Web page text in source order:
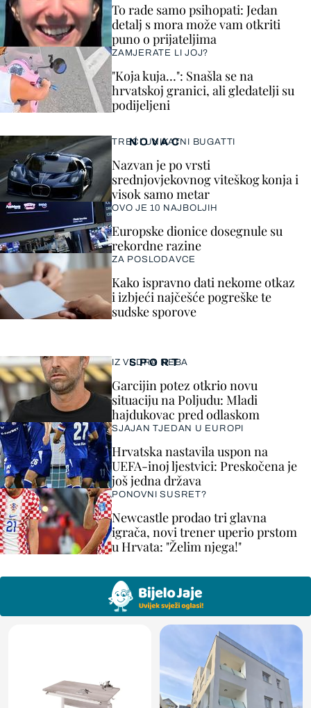
To rade samo psihopati: Jedan
detalj s mora može vam otkriti
puno o prijateljima
ZAMJERATE LI JOJ?
"Koja kuja…": Snašla se na
hrvatskoj granici, ali gledatelji su
podijeljeni
SPORT
IZ VEDRA NEBA
Garcijin potez otkrio novu
situaciju na Poljudu: Mladi
hajdukovac pred odlaskom
SJAJAN TJEDAN U EUROPI
Hrvatska nastavila uspon na
UEFA-inoj ljestvici: Preskočena je
još jedna država
PONOVNI SUSRET?
Newcastle prodao tri glavna
igrača, novi trener uperio prstom
u Hrvata: "Želim njega!"
NOVAC
TREĆI UNIKATNI BUGATTI
Nazvan je po vrsti
srednjovjekovnog viteškog konja i
visok samo metar
OVO JE 10 NAJBOLJIH
Europske dionice dosegnule su
rekordne razine
ZA POSLODAVCE
Kako ispravno dati nekome otkaz
i izbjeći najčešće pogreške te
sudske sporove